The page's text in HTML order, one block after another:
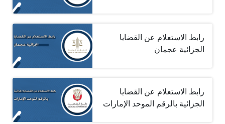
رابط الاستعلام عن القضايا
الجزائية عجمان
رابط الاستعلام عن القضايا
الجزائية بالرقم الموحد الإمارات